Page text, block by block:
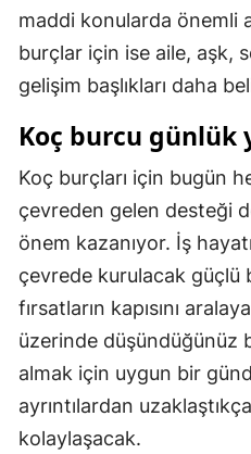
maddi konularda önemli
burçlar için ise aile, aşk,
gelişim başlıkları daha
Koç burcu günlük
Koç burçları için bugün
çevreden gelen desteği
önem kazanıyor. İş
çevrede kurulacak güçlü
fırsatların kapısını
üzerinde düşündüğünüz
almak için uygun bir
ayrıntılardan
kolaylaşacak.